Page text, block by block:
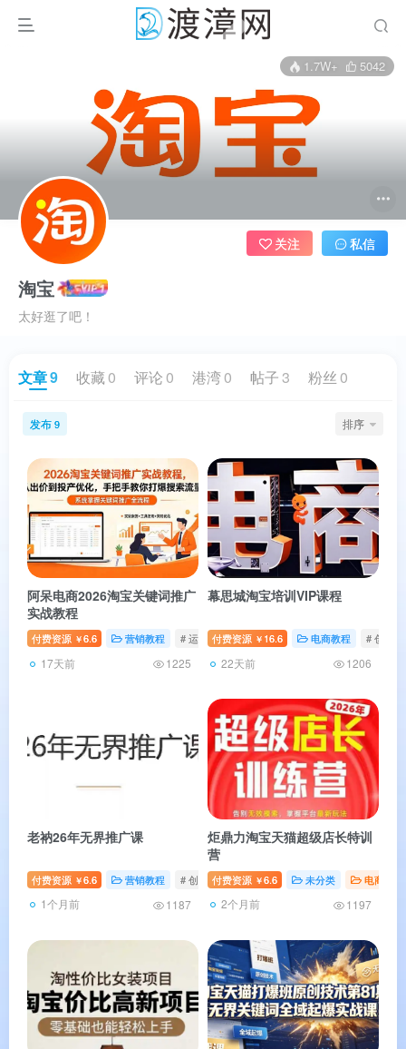
1.7W+ 5042
淘宝
太好逛了吧！
关注 私信
文章9 收藏 0 评论 0 港湾0 帖子 3 粉丝 0
发布 9 排序
阿呆电商2026淘宝关键词推广
实战教程
付费资源 ￥6.6 营销教程 # 运营 # 电商 # 推广
17天前 1225
幕思城淘宝培训VIP课程
付费资源 ￥ 16.6 电商教程 # 创业者
22天前 1206
老衲26年无界推广课
付费资源 ￥6.6 营销教程 # 创业者 # Ai # 电商
1个月前 1187
炬鼎力淘宝天猫超级店长特训
营
付费资源 ￥6.6 未分类 电商教程
2个月前 1197